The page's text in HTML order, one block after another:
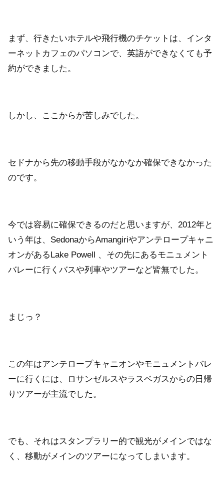
まず、行きたいホテルや飛行機のチケットは、インタ
ーネットカフェのパソコンで、英語ができなくても予
約ができました。
しかし、ここからが苦しみでした。
セドナから先の移動手段がなかなか確保できなかった
のです。
今では容易に確保できるのだと思いますが、2012年と
いう年は、SedonaからAmangiriやアンテロープキャニ
オンがあるLake Powell 、その先にあるモニュメント
バレーに行くバスや列車やツアーなど皆無でした。
まじっ？
この年はアンテロープキャニオンやモニュメントバレ
ーに行くには、ロサンゼルスやラスベガスからの日帰
りツアーが主流でした。
でも、それはスタンプラリー的で観光がメインではな
く、移動がメインのツアーになってしまいます。